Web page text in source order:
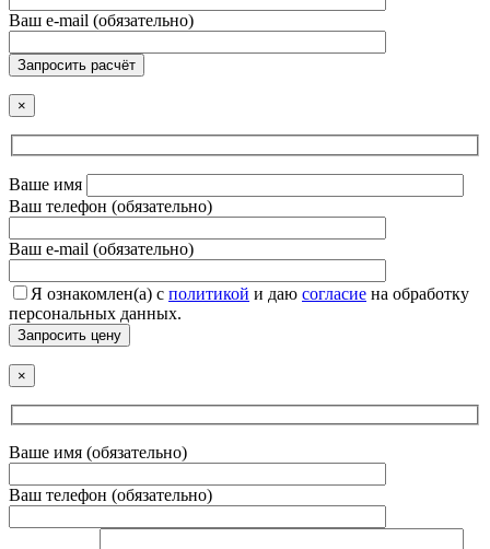
Ваш e-mail (обязательно)
Запросить расчёт
×
Ваше имя
Ваш телефон (обязательно)
Ваш e-mail (обязательно)
Я ознакомлен(а) с политикой и даю согласие на обработку
персональных данных.
Запросить цену
×
Ваше имя (обязательно)
Ваш телефон (обязательно)